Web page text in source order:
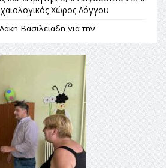
Χώρος Λόγγου
Βασιλειάδη για την
«Σε τέτοιες κορυφαίες
υπάρχει μόνο η ευθύνη απέναντι
του ΠΑΟΚ στον δεύτερο γύρο του
στον Κατάλογο Παγκόσμιας
– Ομόφωνη η απόφαση Ο
ως φυσικό και πολιτιστικό
αξίας για την